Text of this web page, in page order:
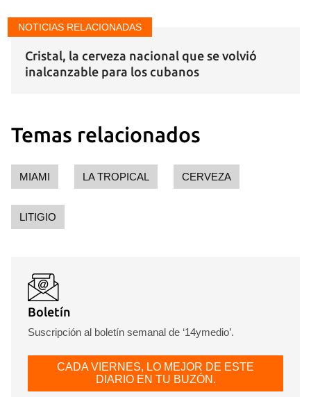
NOTICIAS RELACIONADAS
Cristal, la cerveza nacional que se volvió
inalcanzable para los cubanos
Temas relacionados
MIAMI LA TROPICAL CERVEZA
LITIGIO
Boletín
Suscripción al boletín semanal de ‘14ymedio’.
CADA VIERNES, LO MEJOR DE ESTE
DIARIO EN TU BUZÓN.